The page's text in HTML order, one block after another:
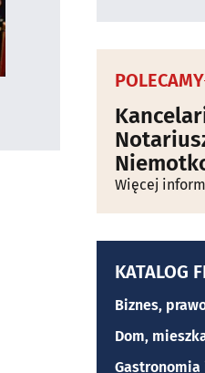
POLECAMY
Więcej
KATALOG
Biznes,
Dom,